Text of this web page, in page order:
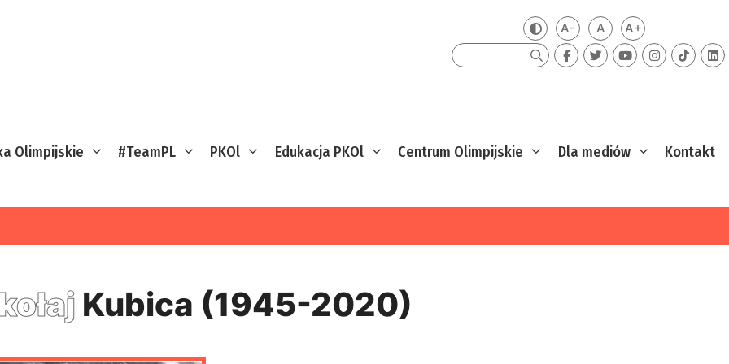
Zmień kontrast
A-Mniejsza czcionka
ADomyślna czcionka
A+Większa
Szukaj
Olimpijskie #TeamPL PKOl Edukacja PKOl Centrum Olimpijskie Dla mediów Kontakt
Kubica (1945-2020)